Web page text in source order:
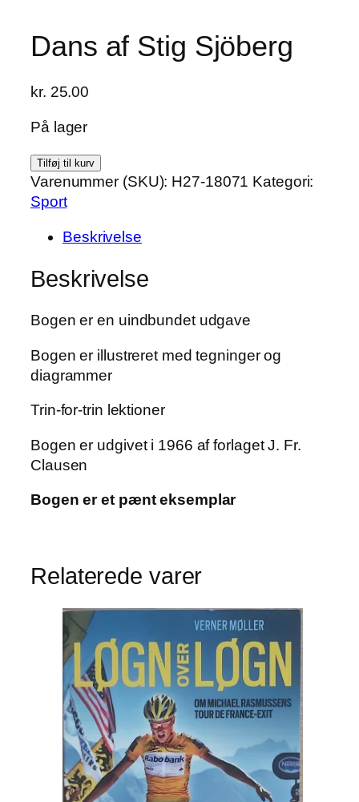
Dans af Stig Sjöberg
kr. 25.00
På lager
Dans
af
Stig
antal
Tilføj til kurv
Varenummer (SKU): H27-18071 Kategori:
Sport
Beskrivelse
Beskrivelse
Bogen er en uindbundet udgave
Bogen er illustreret med tegninger og
diagrammer
Trin-for-trin lektioner
Bogen er udgivet i 1966 af forlaget J. Fr.
Clausen
Bogen er et pænt eksemplar
Relaterede varer